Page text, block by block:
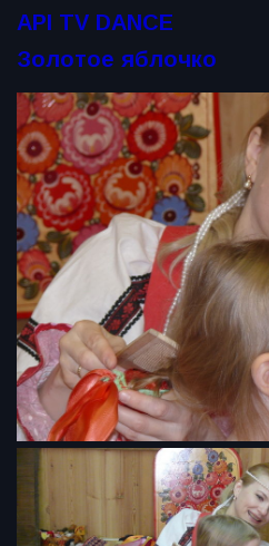
API TV DANCE
Золотое яблочко